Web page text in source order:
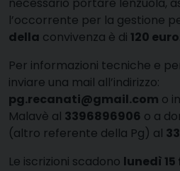
necessario portare lenzuola,
l’occorrente per la gestione
della convivenza è di 120 euro
Per informazioni tecniche e
inviare una mail all’indirizzo:
pg.recanati@gmail.com o
Malavè al 3396896906 o a
(altro referente della Pg) al
Le iscrizioni scadono lunedì